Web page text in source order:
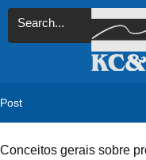
Post
Conceitos gerais sobre